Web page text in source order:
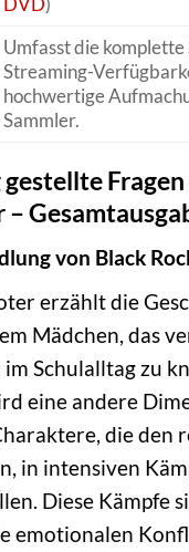
Umfasst die
Streaming-
hochwertige
Sammler.
gestellte
–
von Black
erzählt die
Mädchen, das
Schulalltag zu
eine andere
die den
in intensiven
Diese Kämpfe
emotionalen